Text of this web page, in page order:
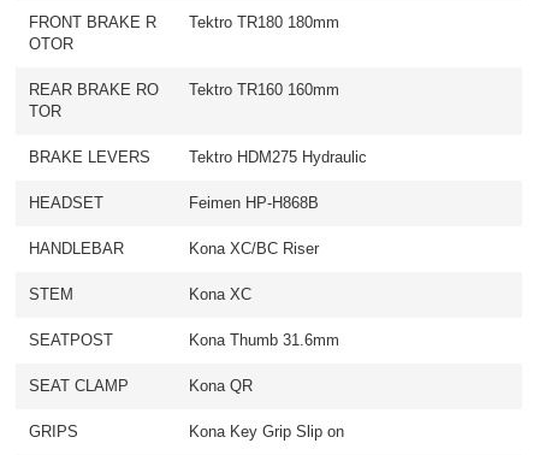
FRONT BRAKE R
OTOR
Tektro TR180 180mm
REAR BRAKE RO
TOR
Tektro TR160 160mm
BRAKE LEVERS Tektro HDM275 Hydraulic
HEADSET Feimen HP-H868B
HANDLEBAR Kona XC/BC Riser
STEM Kona XC
SEATPOST Kona Thumb 31.6mm
SEAT CLAMP Kona QR
GRIPS Kona Key Grip Slip on